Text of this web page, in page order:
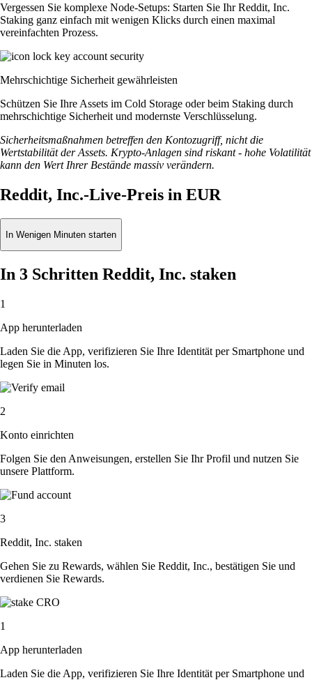
Vergessen Sie komplexe Node-Setups: Starten Sie Ihr Reddit, Inc.
Staking ganz einfach mit wenigen Klicks durch einen maximal
vereinfachten Prozess.
Mehrschichtige Sicherheit gewährleisten
Schützen Sie Ihre Assets im Cold Storage oder beim Staking durch
mehrschichtige Sicherheit und modernste Verschlüsselung.
Sicherheitsmaßnahmen betreffen den Kontozugriff, nicht die
Wertstabilität der Assets. Krypto-Anlagen sind riskant - hohe Volatilität
kann den Wert Ihrer Bestände massiv verändern.
Reddit, Inc.-Live-Preis in EUR
In Wenigen Minuten starten
In 3 Schritten Reddit, Inc. staken
1
App herunterladen
Laden Sie die App, verifizieren Sie Ihre Identität per Smartphone und
legen Sie in Minuten los.
2
Konto einrichten
Folgen Sie den Anweisungen, erstellen Sie Ihr Profil und nutzen Sie
unsere Plattform.
3
Reddit, Inc. staken
Gehen Sie zu Rewards, wählen Sie Reddit, Inc., bestätigen Sie und
verdienen Sie Rewards.
1
App herunterladen
Laden Sie die App, verifizieren Sie Ihre Identität per Smartphone und